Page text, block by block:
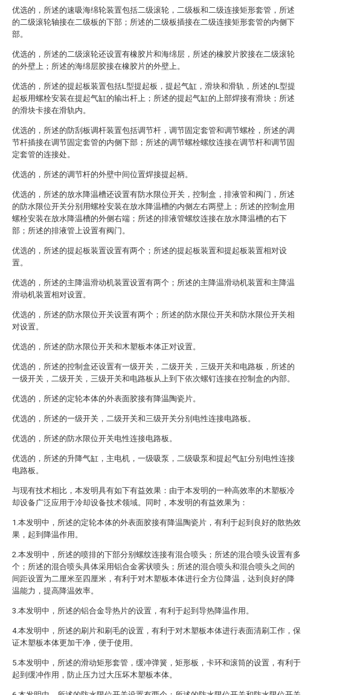
优选的，所述的速吸海绵轮装置包括二级滚轮，二级板和二级连接矩形套管，所述
的二级滚轮轴接在二级板的下部；所述的二级板插接在二级连接矩形套管的内侧下
部。
优选的，所述的二级滚轮还设置有橡胶片和海绵层，所述的橡胶片胶接在二级滚轮
的外壁上；所述的海绵层胶接在橡胶片的外壁上。
优选的，所述的提起板装置包括L型提起板，提起气缸，滑块和滑轨，所述的L型提
起板用螺栓安装在提起气缸的输出杆上；所述的提起气缸的上部焊接有滑块；所述
的滑块卡接在滑轨内。
优选的，所述的防刮板调杆装置包括调节杆，调节固定套管和调节螺栓，所述的调
节杆插接在调节固定套管的内侧下部；所述的调节螺栓螺纹连接在调节杆和调节固
定套管的连接处。
优选的，所述的调节杆的外壁中间位置焊接提起柄。
优选的，所述的放水降温槽还设置有防水限位开关，控制盒，排液管和阀门，所述
的防水限位开关分别用螺栓安装在放水降温槽的内侧左右两壁上；所述的控制盒用
螺栓安装在放水降温槽的外侧右端；所述的排液管螺纹连接在放水降温槽的右下
部；所述的排液管上设置有阀门。
优选的，所述的提起板装置设置有两个；所述的提起板装置和提起板装置相对设
置。
优选的，所述的主降温滑动机装置设置有两个；所述的主降温滑动机装置和主降温
滑动机装置相对设置。
优选的，所述的防水限位开关设置有两个；所述的防水限位开关和防水限位开关相
对设置。
优选的，所述的防水限位开关和木塑板本体正对设置。
优选的，所述的控制盒还设置有一级开关，二级开关，三级开关和电路板，所述的
一级开关，二级开关，三级开关和电路板从上到下依次螺钉连接在控制盒的内部。
优选的，所述的定轮本体的外表面胶接有降温陶瓷片。
优选的，所述的一级开关，二级开关和三级开关分别电性连接电路板。
优选的，所述的防水限位开关电性连接电路板。
优选的，所述的升降气缸，主电机，一级吸泵，二级吸泵和提起气缸分别电性连接
电路板。
与现有技术相比，本发明具有如下有益效果：由于本发明的一种高效率的木塑板冷
却设备广泛应用于冷却设备技术领域。同时，本发明的有益效果为：
1.本发明中，所述的定轮本体的外表面胶接有降温陶瓷片，有利于起到良好的散热效
果，起到降温作用。
2.本发明中，所述的喷排的下部分别螺纹连接有混合喷头；所述的混合喷头设置有多
个；所述的混合喷头具体采用铝合金雾状喷头；所述的混合喷头和混合喷头之间的
间距设置为二厘米至四厘米，有利于对木塑板本体进行全方位降温，达到良好的降
温能力，提高降温效率。
3.本发明中，所述的铝合金导热片的设置，有利于起到导热降温作用。
4.本发明中，所述的刷片和刷毛的设置，有利于对木塑板本体进行表面清刷工作，保
证木塑板本体更加干净，便于使用。
5.本发明中，所述的滑动矩形套管，缓冲弹簧，矩形板，卡环和滚筒的设置，有利于
起到缓冲作用，防止压力过大压坏木塑板本体。